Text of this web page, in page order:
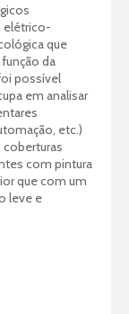
elétrico-
que
da
possível
em analisar
etc.)
coberturas
com pintura
que com um
leve e